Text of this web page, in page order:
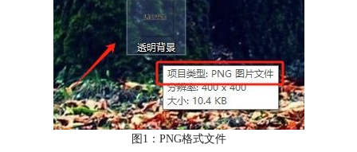
图1：PNG格式文件